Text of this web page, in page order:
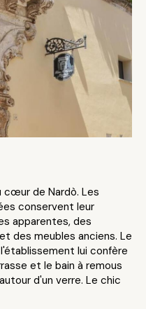
cœur de Nardò. Les
conservent leur
apparentes, des
des meubles anciens. Le
lui confère
et le bain à remous
d'un verre. Le chic